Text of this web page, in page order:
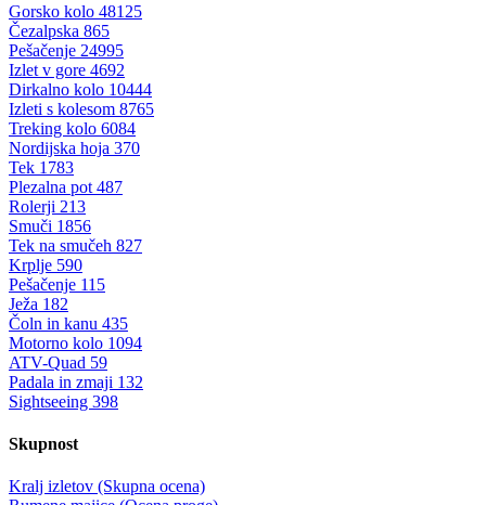
Gorsko kolo 48125
Čezalpska 865
Pešačenje 24995
Izlet v gore 4692
Dirkalno kolo 10444
Izleti s kolesom 8765
Treking kolo 6084
Nordijska hoja 370
Tek 1783
Plezalna pot 487
Rolerji 213
Smuči 1856
Tek na smučeh 827
Krplje 590
Pešačenje 115
Ježa 182
Čoln in kanu 435
Motorno kolo 1094
ATV-Quad 59
Padala in zmaji 132
Sightseeing 398
Skupnost
Kralj izletov (Skupna ocena)